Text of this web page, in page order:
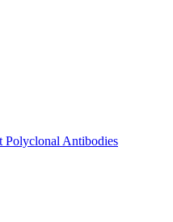
Polyclonal Antibodies